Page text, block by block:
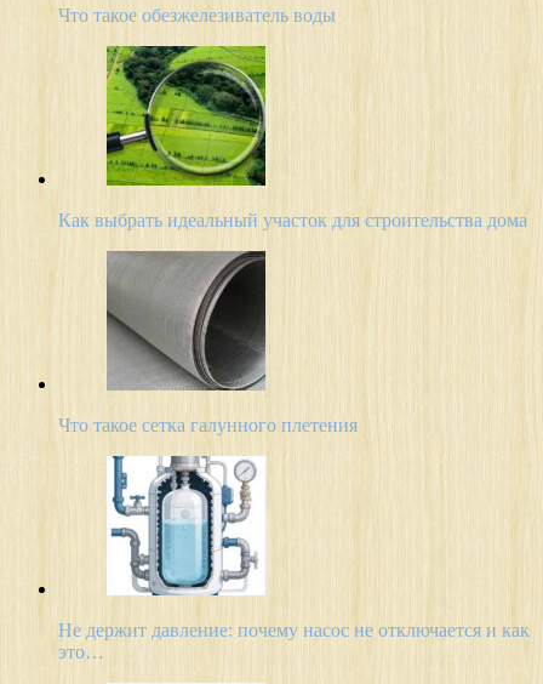
Что такое обезжелезиватель воды
Как выбрать идеальный участок для строительства дома
Что такое сетка галунного плетения
Не держит давление: почему насос не отключается и как
это…